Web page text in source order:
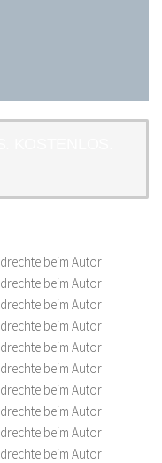
beim Autor
beim Autor
beim Autor
beim Autor
beim Autor
beim Autor
beim Autor
beim Autor
beim Autor
beim Autor